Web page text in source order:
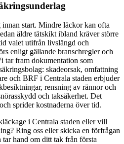
start. Mindre läckor kan ofta
äldre tätskikt ibland kräver större
valet utifrån livslängd och
enligt gällande branschregler och
tar fram dokumentation som
skadeorsak, omfattning
och BRF i Centrala staden erbjuder
rensning av rännor och
och taksäkerhet. Det
sprider kostnaderna över tid.
i Centrala staden eller vill
Ring oss eller skicka en förfrågan
hand om ditt tak från första